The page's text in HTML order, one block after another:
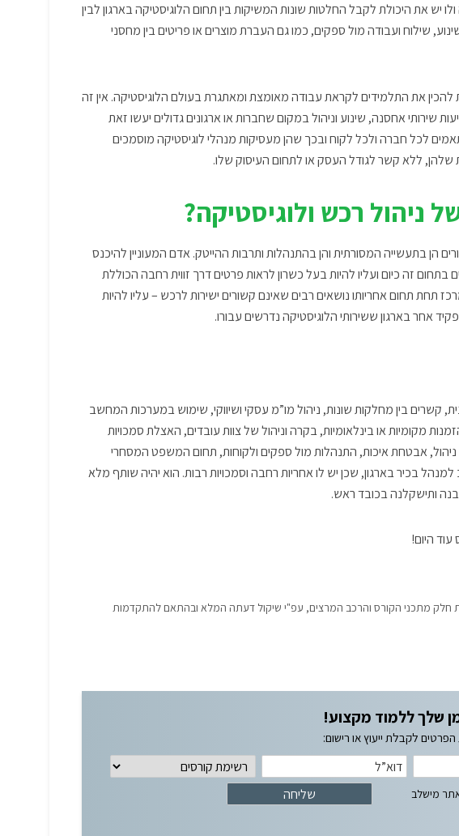
את היכולת לקבל החלטות שונות המשיקות בין תחום הלוגיסטיקה בארגון לבין
שילוח ועבודה מול ספקים, כמו גם העברת מוצרים או פריטים בין מחסני
להכין את התלמידים לקראת עבודה מאומצת ומאתגרת בעולם הלוגיסטיקה. אין זה
שירותי אחסנה, שינוע וניהול במקום שחברות או ארגונים גדולים יעשו זאת
לכל חברה ולכל לקוח ובכך שהן מעסיקות מנהלי לוגיסטיקה מוסמכים
שלהן, ללא קשר לגודל העסק או לתחום העיסוק שלו.
ניהול רכש ולוגיסטיקה?
הן בתעשייה המסורתית והן בהתנהלות ותרבות ההייטק. אדם המעוניין להיכנס
זה כיום ועליו להיות בעל כשרון לראות פרטים דרך זווית רחבה הכוללת
תחת תחום אחריותו נושאים רבים שאינם קשורים ישירות לרכש – עליו להיות
אחר בארגון ששירותי הלוגיסטיקה נדרשים עבורו.
קשרים בין מחלקות שונות, ניהול מו”מ עסקי ושיווקי, שימוש במערכות המחשב
מקומיות או בינלאומיות, בקרה וניהול של צוות עובדים, האצלת סמכויות
אבטחת איכות, התנהלות מול ספקים ולקוחות, תחום המשפט המסחרי
בכיר בארגון, שכן יש לו אחריות רחבה וסמכויות רבות. הוא יהיה שותף מלא
ותישקלנה בכובד ראש.
היום!
חלק מתכני הקורס והרכב המרצים, עפ"י שיקול דעתה המלא ובהתאם להתקדמות
שלך ללמוד מקצוע!
לקבלת ייעוץ או רישום:
מישלב